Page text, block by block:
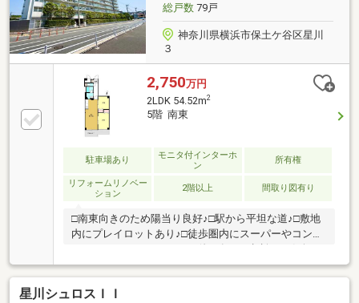
総戸数79戸
神奈川県横浜市保土ケ谷区星川
３
2,750万円
2LDK 54.52m2
5階 南東
駐車場あり
モニタ付インターホ
ン
所有権
リフォームリノベー
ション
2階以上 間取り図有り
□南東向きのため陽当り良好♪□駅から平坦な道♪□敷地
内にプレイロットあり♪□徒歩圏内にスーパーやコンビ
ニエンスストアあり♪□その他、各種ご相談もお気軽に
どうぞ！ 住宅ローンのご相談やエリアのご相談など
お気軽にお問い合わせください。
星川シュロスＩＩ